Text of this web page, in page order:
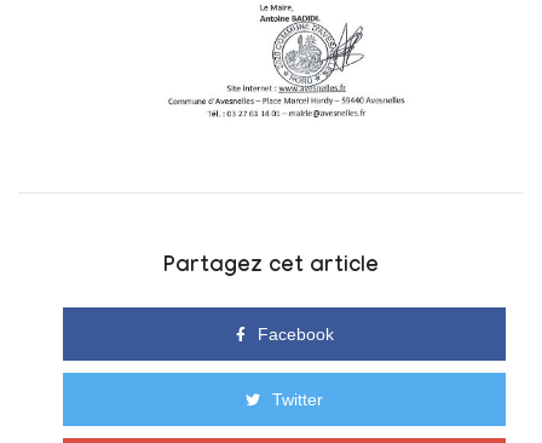
Partagez cet article
Facebook
Twitter